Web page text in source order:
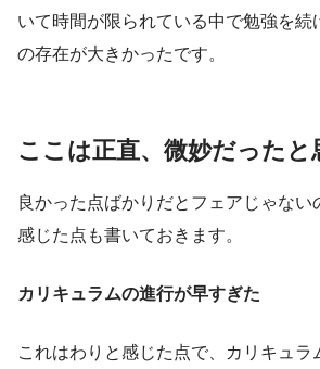
いて時間が限られている中で勉強を続
の存在が大きかったです。
ここは正直、微妙だったと
良かった点ばかりだとフェアじゃない
感じた点も書いておきます。
カリキュラムの進行が早すぎた
これはわりと感じた点で、カリキュラ